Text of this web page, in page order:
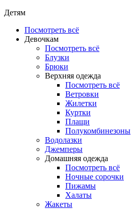
Детям
Посмотреть всё
Девочкам
Посмотреть всё
Блузки
Брюки
Верхняя одежда
Посмотреть всё
Ветровки
Жилетки
Куртки
Плащи
Полукомбинезоны
Водолазки
Джемперы
Домашняя одежда
Посмотреть всё
Ночные сорочки
Пижамы
Халаты
Жакеты